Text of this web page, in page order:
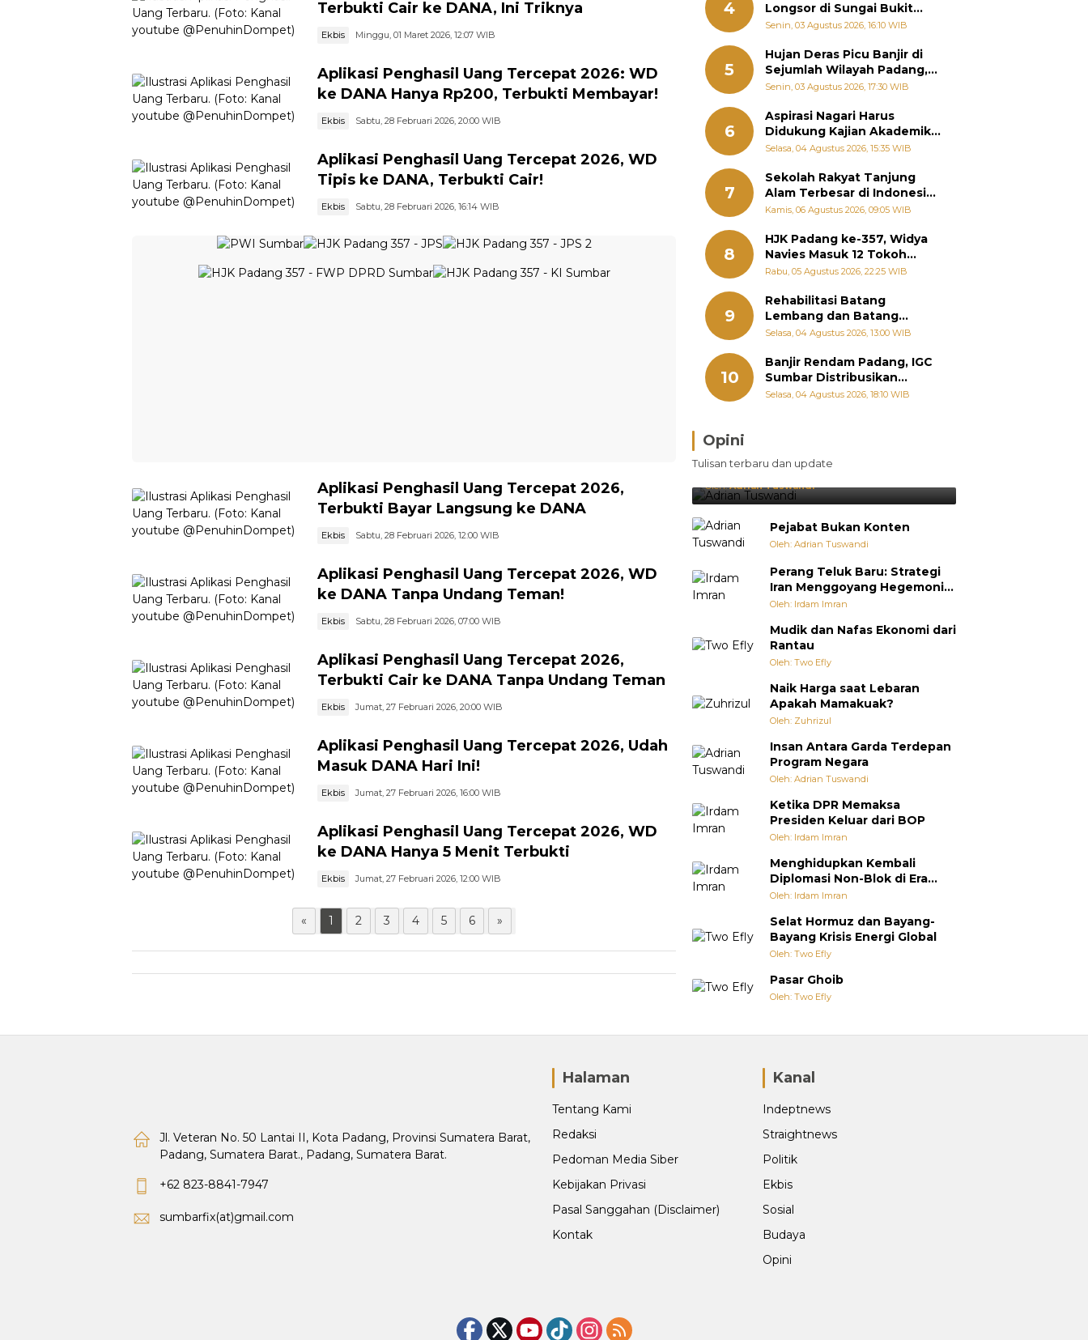
Terbukti Cair ke DANA, Ini Triknya
Ekbis Minggu, 01 Maret 2026, 12:07 WIB
Aplikasi Penghasil Uang Tercepat 2026: WD
ke DANA Hanya Rp200, Terbukti Membayar!
Ekbis Sabtu, 28 Februari 2026, 20:00 WIB
Aplikasi Penghasil Uang Tercepat 2026, WD
Tipis ke DANA, Terbukti Cair!
Ekbis Sabtu, 28 Februari 2026, 16:14 WIB
Aplikasi Penghasil Uang Tercepat 2026,
Terbukti Bayar Langsung ke DANA
Ekbis Sabtu, 28 Februari 2026, 12:00 WIB
Aplikasi Penghasil Uang Tercepat 2026, WD
ke DANA Tanpa Undang Teman!
Ekbis Sabtu, 28 Februari 2026, 07:00 WIB
Aplikasi Penghasil Uang Tercepat 2026,
Terbukti Cair ke DANA Tanpa Undang Teman
Ekbis Jumat, 27 Februari 2026, 20:00 WIB
Aplikasi Penghasil Uang Tercepat 2026, Udah
Masuk DANA Hari Ini!
Ekbis Jumat, 27 Februari 2026, 16:00 WIB
Aplikasi Penghasil Uang Tercepat 2026, WD
ke DANA Hanya 5 Menit Terbukti
Ekbis Jumat, 27 Februari 2026, 12:00 WIB
« 1 2 3 4 5 6 »
4
Longsor di Sungai Bukit
Nago Padang Diambil, Warga
Senin, 03 Agustus 2026, 16:10 WIB
5
Hujan Deras Picu Banjir di
Sejumlah Wilayah Padang,
Fadly Amran Perintahkan
Senin, 03 Agustus 2026, 17:30 WIB
6
Aspirasi Nagari Harus
Didukung Kajian Akademik,
Zigo Rolanda: Agar Mudah
Kementerian
Selasa, 04 Agustus 2026, 15:35 WIB
7
Sekolah Rakyat Tanjung
Alam Terbesar di Indonesia,
Groundbreaking September
Kamis, 06 Agustus 2026, 09:05 WIB
8
HJK Padang ke-357, Widya
Navies Masuk 12 Tokoh
Masyarakat Penerima
Padang
Rabu, 05 Agustus 2026, 22:25 WIB
9
Rehabilitasi Batang
Lembang dan Batang
Gawan Segera Dimulai, Zigo
Berjalan
Selasa, 04 Agustus 2026, 13:00 WIB
10
Banjir Rendam Padang, IGC
Sumbar Distribusikan
Ratusan Nasi Bungkus dan
Selasa, 04 Agustus 2026, 18:10 WIB
Opini
Tulisan terbaru dan update
Brasil Lebih Diunggulkan, tetapi
Jepang Selalu Punya Cara Membuat
Kejutan
Oleh:Adrian Tuswandi
Pejabat Bukan Konten
Oleh: Adrian Tuswandi
Perang Teluk Baru: Strategi
Iran Menggoyang Hegemoni
AS dari Dalam
Oleh: Irdam Imran
Mudik dan Nafas Ekonomi dari
Rantau
Oleh: Two Efly
Naik Harga saat Lebaran
Apakah Mamakuak?
Oleh: Zuhrizul
Insan Antara Garda Terdepan
Program Negara
Oleh: Adrian Tuswandi
Ketika DPR Memaksa
Presiden Keluar dari BOP
Oleh: Irdam Imran
Menghidupkan Kembali
Diplomasi Non-Blok di Era
Multipolar
Oleh: Irdam Imran
Selat Hormuz dan Bayang-
Bayang Krisis Energi Global
Oleh: Two Efly
Pasar Ghoib
Oleh: Two Efly
Jl. Veteran No. 50 Lantai II, Kota Padang, Provinsi Sumatera Barat,
Padang, Sumatera Barat., Padang, Sumatera Barat.
+62 823-8841-7947
sumbarfix(at)gmail.com
Halaman
Tentang Kami
Redaksi
Pedoman Media Siber
Kebijakan Privasi
Pasal Sanggahan (Disclaimer)
Kontak
Kanal
Indeptnews
Straightnews
Politik
Ekbis
Sosial
Budaya
Opini